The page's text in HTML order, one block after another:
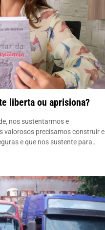
liberta ou aprisiona?
nos sustentarmos e
valorosos precisamos construir e
e que nos sustente para